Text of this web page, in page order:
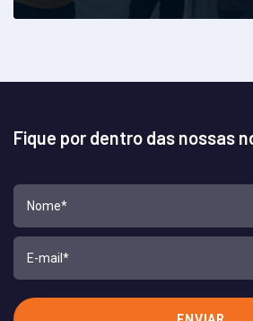
Fique por dentro das nossas